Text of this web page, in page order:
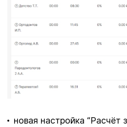
новая настройка “Расчёт